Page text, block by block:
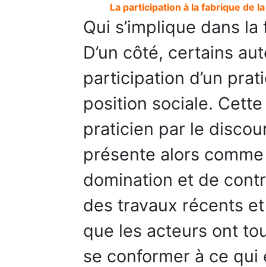
La participation à la fabrique de
Qui s’implique dans
D’un côté, certains
participation d’un
position sociale.
praticien par le
présente alors
domination et de
des travaux récents
que les acteurs ont
se conformer à ce qui